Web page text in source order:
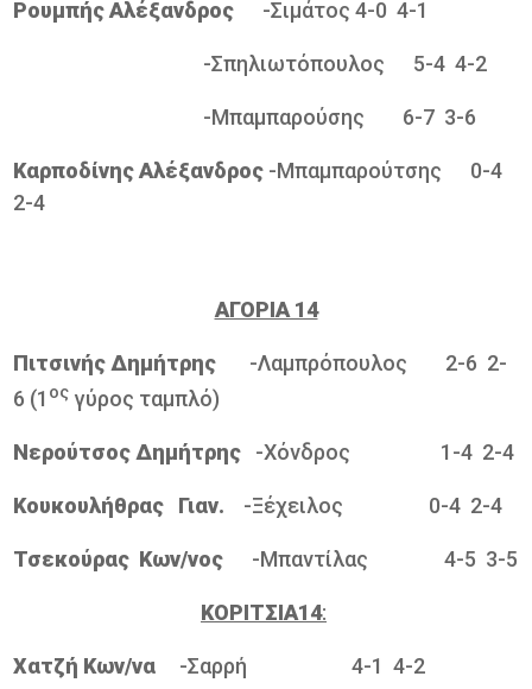
Ρουμπής Αλέξανδρος -Σιμάτος 4-0 4-1
-Σπηλιωτόπουλος 5-4 4-2
-Μπαμπαρούσης 6-7 3-6
Καρποδίνης Αλέξανδρος -Μπαμπαρούτσης 0-4
2-4
ΑΓΟΡΙΑ 14
Πιτσινής Δημήτρης
-Λαμπρόπουλος 2-6 2-
6 (1 ος γύρος ταμπλό)
Νερούτσος Δημήτρης -Χόνδρος 1-4 2-4
Κουκουλήθρας Γιαν. -Ξέχειλος 0-4 2-4
Τσεκούρας Κων/νος -Μπαντίλας 4-5 3-5
ΚΟΡΙΤΣΙΑ14:
Χατζή Κων/να -Σαρρή 4-1 4-2